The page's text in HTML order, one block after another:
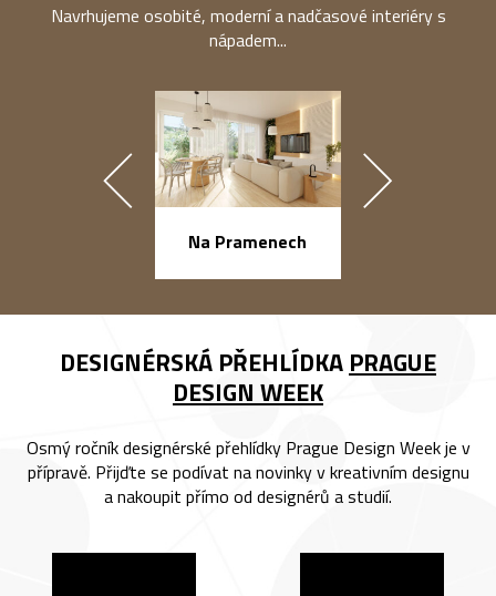
Navrhujeme osobité, moderní a nadčasové interiéry s
nápadem...
Na Pramenech
DESIGNÉRSKÁ PŘEHLÍDKA PRAGUE
DESIGN WEEK
Osmý ročník designérské přehlídky Prague Design Week je v
přípravě. Přijďte se podívat na novinky v kreativním designu
a nakoupit přímo od designérů a studií.